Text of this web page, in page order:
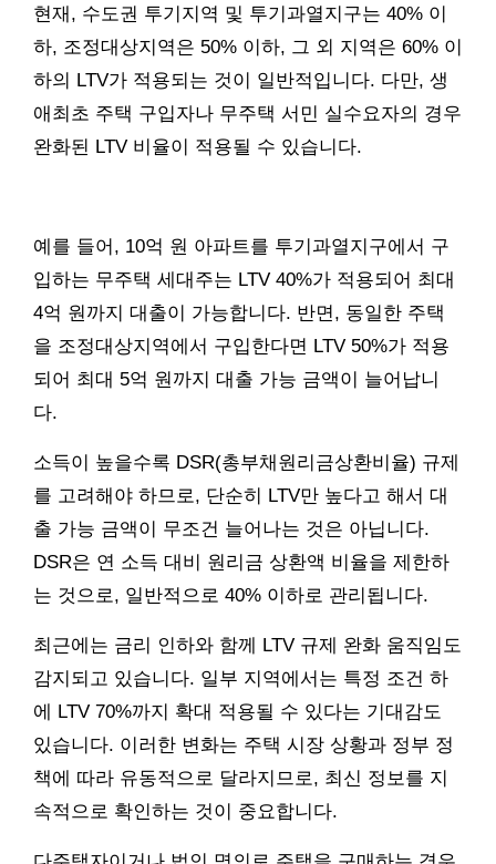
현재, 수도권 투기지역 및 투기과열지구는 40% 이
하, 조정대상지역은 50% 이하, 그 외 지역은 60% 이
하의 LTV가 적용되는 것이 일반적입니다. 다만, 생
애최초 주택 구입자나 무주택 서민 실수요자의 경우
완화된 LTV 비율이 적용될 수 있습니다.
예를 들어, 10억 원 아파트를 투기과열지구에서 구
입하는 무주택 세대주는 LTV 40%가 적용되어 최대
4억 원까지 대출이 가능합니다. 반면, 동일한 주택
을 조정대상지역에서 구입한다면 LTV 50%가 적용
되어 최대 5억 원까지 대출 가능 금액이 늘어납니
다.
소득이 높을수록 DSR(총부채원리금상환비율) 규제
를 고려해야 하므로, 단순히 LTV만 높다고 해서 대
출 가능 금액이 무조건 늘어나는 것은 아닙니다.
DSR은 연 소득 대비 원리금 상환액 비율을 제한하
는 것으로, 일반적으로 40% 이하로 관리됩니다.
최근에는 금리 인하와 함께 LTV 규제 완화 움직임도
감지되고 있습니다. 일부 지역에서는 특정 조건 하
에 LTV 70%까지 확대 적용될 수 있다는 기대감도
있습니다. 이러한 변화는 주택 시장 상황과 정부 정
책에 따라 유동적으로 달라지므로, 최신 정보를 지
속적으로 확인하는 것이 중요합니다.